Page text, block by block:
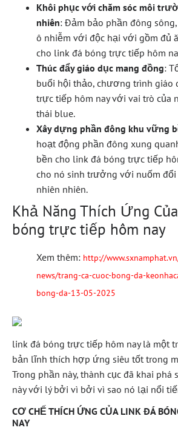
Khôi phục với chăm sóc môi
nhiên: Đảm bảo phần đông
ô nhiễm với độc hại với gồm đủ
cho link đá bóng trực tiếp hôm
Thúc đẩy giáo dục mang đồng:
buổi hội thảo, chương trình giáo
trực tiếp hôm nay với vai trò của
thái blue.
Xây dựng phần đông khu vững
hoạt động phần đông xung
bền cho link đá bóng trực tiếp
cho nó sinh trưởng với nuốm
nhiên nhiên.
Khả Năng Thích Ứng
bóng trực tiếp hôm nay
Xem thêm: http://
news/trang-ca-cuoc-bong-da-
bong-da-13-05-2025
link đá bóng trực tiếp hôm nay là một
bản lĩnh thích hợp ứng siêu tốt trong
Trong phần này, thành cục đã khai
này với lý bởi vì bởi vì sao nó lại nổi
CƠ CHẾ THÍCH ỨNG CỦA LINK ĐÁ
NAY